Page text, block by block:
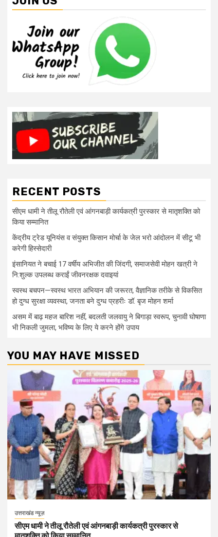
RECENT POSTS
सीएम धामी ने तीलू रौतेली एवं आंगनबाड़ी कार्यकत्री पुरस्कार से मातृशक्ति को
किया सम्मानित
केंद्रीय ट्रेड यूनियंस व संयुक्त किसान मोर्चा के जेल भरो आंदोलन में सीटू भी
करेगी हिस्सेदारी
इंसानियत ने बचाई 17 वर्षीय अभिजीत की जिंदगी, समाजसेवी मोहन खत्री ने
नि:शुल्क उपलब्ध कराईं जीवनरक्षक दवाइयां
स्वस्थ बचपन—स्वस्थ भारत अभियान की जरूरत, वैज्ञानिक तरीके से विकसित
हो दुग्ध सुरक्षा व्यवस्था, जनता बने दुग्ध प्रहरीः डॉ. बृज मोहन शर्मा
असम में बाढ़ महज बारिश नहीं, बदलती जलवायु ने बिगाड़ा स्वरूप, चुनावी घोषाणा
भी निकली जुमला, भविष्य के लिए ये करने होंगे उपाय
YOU MAY HAVE MISSED
उत्तराखंड न्यूज़
सीएम धामी ने तीलू रौतेली एवं आंगनबाड़ी कार्यकत्री पुरस्कार से